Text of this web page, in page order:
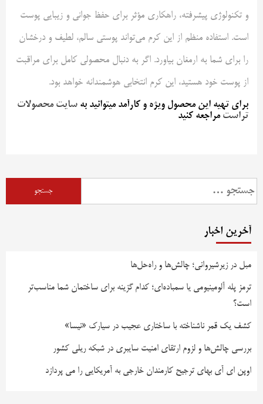
و تکنولوژی پیشرفته، راهکاری مؤثر برای حفظ جوانی و زیبایی پوست
است. استفاده منظم از این کرم می‌تواند پوستی سالم، لطیف و درخشان
را برای شما به ارمغان بیاورد. اگر به دنبال محصولی کامل برای مراقبت
از پوست خود هستید، این کرم انتخابی هوشمندانه خواهد بود.
برای تهیه این محصول ویژه و کارآمد میتوانید به سایت محصولات
تراست مراجعه کنید
جستجو
برای:
آخرین اخبار
مبل در زیرشیروانی؛ چالش‌ها و راه‌حل‌ها
ترمز پله آلومینیومی یا سمباده‌ای؛ کدام گزینه برای ساختمان شما مناسب‌تر
است؟
کشف یک قمر ناشناخته با ساختاری عجیب در سیارک «نیسا»
بررسی چالش‌ها و لزوم ارتقای امنیت سایبری در شبکه ریلی کشور
اوپن ای آی بهای ترجیح کارمندان خارجی به آمریکایی را می پردازد